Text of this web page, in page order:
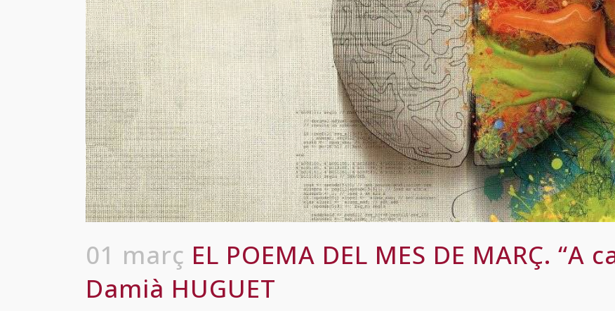
01 març EL POEMA DEL MES DE MARÇ. “A
Damià HUGUET